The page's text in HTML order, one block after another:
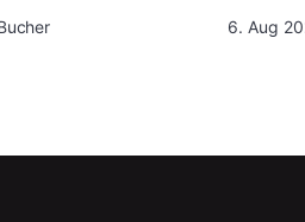
6. Aug